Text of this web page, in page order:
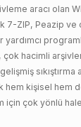
aracı olan
7-ZIP, Peazip ve
yardımcı
çok hacimli
sıkıştırma
hem kişisel hem
için çok yönlü